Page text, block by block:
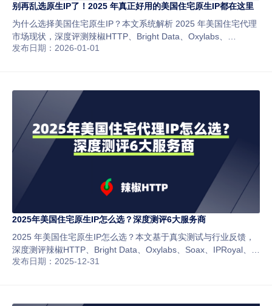
别再乱选原生IP了！2025 年真正好用的美国住宅原生IP都在这里
为什么选择美国住宅原生IP？本文系统解析 2025 年美国住宅代理
市场现状，深度评测辣椒HTTP、Bright Data、Oxylabs、
Smartproxy、Soax、IPRoyal 等主流服务商，从真实性、稳定
发布日期：2026-01-01
2025年美国住宅原生IP怎么选？深度测评6大服务商
2025 年美国住宅原生IP怎么选？本文基于真实测试与行业反馈，
深度测评辣椒HTTP、Bright Data、Oxylabs、Soax、IPRoyal、
Smartproxy 等 6 大服务商，从 IP 真实性、稳定性、匿名性与价格
发布日期：2025-12-31